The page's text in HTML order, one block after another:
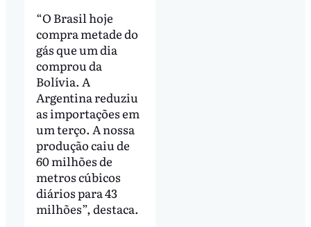
“O Brasil hoje
compra metade do
gás que um dia
comprou da
Bolívia. A
Argentina reduziu
as importações em
um terço. A nossa
produção caiu de
60 milhões de
metros cúbicos
diários para 43
milhões”, destaca.